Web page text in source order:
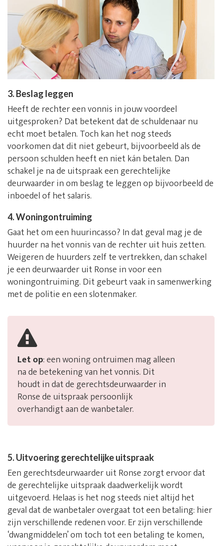
3. Beslag leggen
Heeft de rechter een vonnis in jouw voordeel
uitgesproken? Dat betekent dat de schuldenaar nu
echt moet betalen. Toch kan het nog steeds
voorkomen dat dit niet gebeurt, bijvoorbeeld als de
persoon schulden heeft en niet kán betalen. Dan
schakel je na de uitspraak een gerechtelijke
deurwaarder in om beslag te leggen op bijvoorbeeld de
inboedel of het salaris.
4. Woningontruiming
Gaat het om een huurincasso? In dat geval mag je de
huurder na het vonnis van de rechter uit huis zetten.
Weigeren de huurders zelf te vertrekken, dan schakel
je een deurwaarder uit Ronse in voor een
woningontruiming. Dit gebeurt vaak in samenwerking
met de politie en een slotenmaker.
Let op: een woning ontruimen mag alleen
na de betekening van het vonnis. Dit
houdt in dat de gerechtsdeurwaarder in
Ronse de uitspraak persoonlijk
overhandigt aan de wanbetaler.
5. Uitvoering gerechtelijke uitspraak
Een gerechtsdeurwaarder uit Ronse zorgt ervoor dat
de gerechtelijke uitspraak daadwerkelijk wordt
uitgevoerd. Helaas is het nog steeds niet altijd het
geval dat de wanbetaler overgaat tot een betaling: hier
zijn verschillende redenen voor. Er zijn verschillende
‘dwangmiddelen’ om toch tot een betaling te komen,